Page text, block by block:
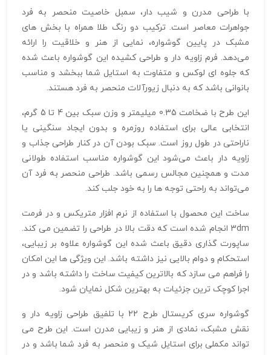
با طراحی مدرن و شیب‌ دار، سمبل خاصیت منحصر به فرد
جواهرات معاصر است. ترکیب دو رنگ طلا همراه با بخش‌ های
مشبک در پایین گوشواره، نمایی از هنر و خلاقیت را ارائه
می‌دهد. فرم زاویه‌ دار و طراحی کشیده این گوشواره باعث شده
که جلوه‌ ای لوکس و متفاوت به استایل شما ببخشد و مناسب
بانوانی باشد که به دنبال زیورآلات منحصر به‌ فرد هستند.
این طرح با ضخامت 0.35 میلیمتر و وزن سبک بین 4 تا 5 گرم،
انتخابی عالی برای استفاده روزمره و بدون ایجاد سنگینی یا
ناراحتی در طول روز است. سبک بودن آن در کنار طراحی جذاب و
زاویه‌ دار باعث می‌شود این گوشواره مناسب استفاده طولانی‌
مدت و همچنین مجالس رسمی باشد. طراحی منحصر به‌ فرد آن
می‌تواند به راحتی توجه‌ ها را به خود جلب کند.
ساخت این محصول با استفاده از نرم‌ افزار متریکس و در فرمت
3dm انجام شده است که دقت بالا در طراحی را تضمین می‌ کند.
ساپورت‌ گذاری دقیق باعث شده این گوشواره علاوه بر زیبایی،
استحکام و دوام بالایی نیز داشته باشد. این ویژگی‌ ها این امکان
را فراهم می‌ سازد که بالاترین کیفیت ساخت را داشته باشد و در
اجرا کوچک ترین جزئیات به بهترین شکل نمایان شود.
گوشواره سری کریستال طرح 22 با تلفیق طراحی زاویه‌ دار و
نقش مشبک، نمادی از هنر و زیبایی مدرن است. این طرح می‌
تواند مکملی برای استایل شیک و منحصر به‌ فرد شما باشد و در